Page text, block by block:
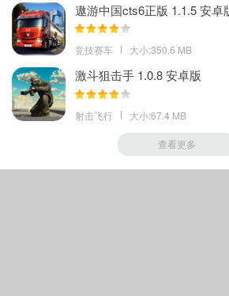
遨游中国cts6正版 1.1.5 安卓
竞技赛车 大小:350.6 MB
激斗狙击手 1.0.8 安卓版
射击飞行 大小:67.4 MB
查看更多